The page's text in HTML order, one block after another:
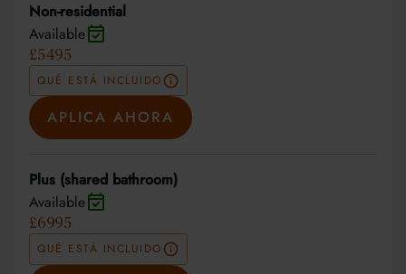
Non-residential
Available
£5495
QUÉ ESTÁ INCLUIDO
APLICA AHORA
Plus (shared bathroom)
Available
£6995
QUÉ ESTÁ INCLUIDO